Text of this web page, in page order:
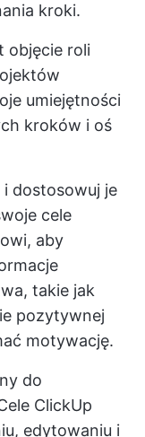
kroki.
objęcie roli
umiejętności
kroków i oś
i dostosowuj je
cele
aby
takie jak
pozytywnej
motywację.
do
ClickUp
edytowaniu i